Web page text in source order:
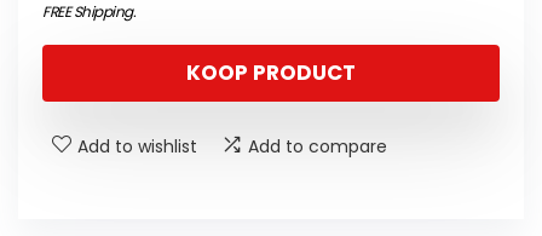
FREE Shipping.
KOOP PRODUCT
Add to wishlist Add to compare